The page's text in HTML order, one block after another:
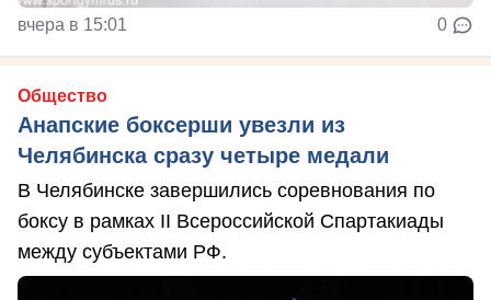
вчера в 15:01 0
Общество
Анапские боксерши увезли из
Челябинска сразу четыре медали
В Челябинске завершились соревнования по
боксу в рамках II Всероссийской Спартакиады
между субъектами РФ.